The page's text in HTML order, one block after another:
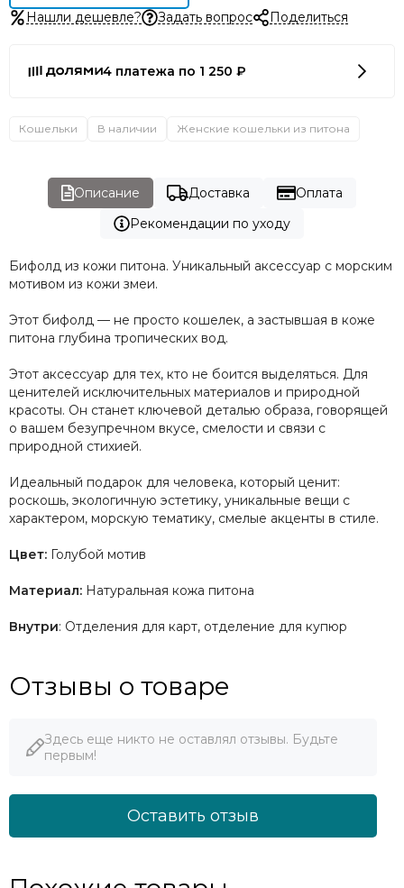
Нашли дешевле? Задать вопрос Поделиться
4 платежа по 1 250 ₽
Кошельки В наличии Женские кошельки из питона
Описание Доставка
Оплата
Рекомендации по уходу
Бифолд из кожи питона. Уникальный аксессуар с морским
мотивом из кожи змеи.
Этот бифолд — не просто кошелек, а застывшая в коже
питона глубина тропических вод.
Этот аксессуар для тех, кто не боится выделяться. Для
ценителей исключительных материалов и природной
красоты. Он станет ключевой деталью образа, говорящей
о вашем безупречном вкусе, смелости и связи с
природной стихией.
Идеальный подарок для человека, который ценит:
роскошь, экологичную эстетику, уникальные вещи с
характером, морскую тематику, смелые акценты в стиле.
Цвет: Голубой мотив
Материал: Натуральная кожа питона
Внутри: Отделения для карт, отделение для купюр
Отзывы о товаре
Здесь еще никто не оставлял отзывы. Будьте
первым!
Оставить отзыв